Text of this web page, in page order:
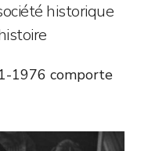
historique
1976 comporte